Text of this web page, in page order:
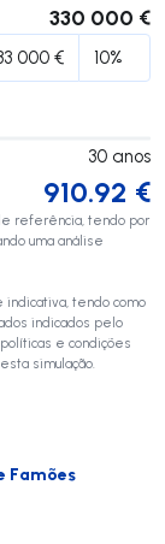
330 000 €
30 anos
910.92 €
referência, tendo por
uma análise
tendo como
indicados pelo
e condições
simulação.
Famões